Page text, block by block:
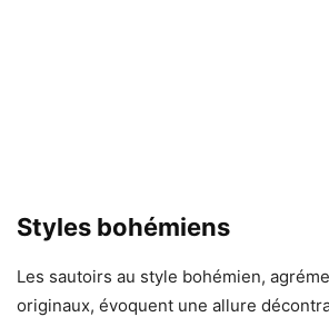
Styles bohémiens
Les sautoirs au style bohémien,
originaux, évoquent une allure